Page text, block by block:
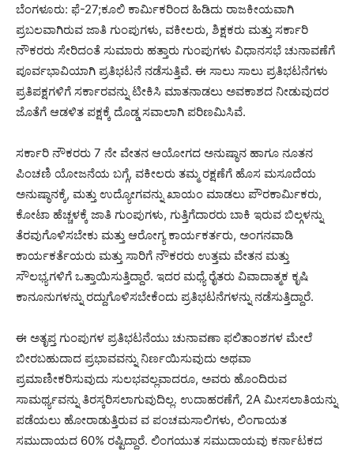
ಬೆಂಗಳೂರು: ಫೆ-27;ಕೂಲಿ ಕಾರ್ಮಿಕರಿಂದ ಹಿಡಿದು ರಾಜಕೀಯವಾಗಿ
ಪ್ರಬಲವಾಗಿರುವ ಜಾತಿ ಗುಂಪುಗಳು, ವಕೀಲರು, ಶಿಕ್ಷಕರು ಮತ್ತು ಸರ್ಕಾರಿ
ನೌಕರರು ಸೇರಿದಂತೆ ಸುಮಾರು ಹತ್ತಾರು ಗುಂಪುಗಳು ವಿಧಾನಸಭೆ ಚುನಾವಣೆಗೆ
ಪೂರ್ವಭಾವಿಯಾಗಿ ಪ್ರತಿಭಟನೆ ನಡೆಸುತ್ತಿವೆ. ಈ ಸಾಲು ಸಾಲು ಪ್ರತಿಭಟನೆಗಳು
ಪ್ರತಿಪಕ್ಷಗಳಿಗೆ ಸರ್ಕಾರವನ್ನು ಟೀಕಿಸಿ ಮಾತನಾಡಲು ಅವಕಾಶದ ನೀಡುವುದರ
ಜೊತೆಗೆ ಆಡಳಿತ ಪಕ್ಷಕ್ಕೆ ದೊಡ್ಡ ಸವಾಲಾಗಿ ಪರಿಣಮಿಸಿವೆ.
ಸರ್ಕಾರಿ ನೌಕರರು 7 ನೇ ವೇತನ ಆಯೋಗದ ಅನುಷ್ಠಾನ ಹಾಗೂ ನೂತನ
ಪಿಂಚಣಿ ಯೋಜನೆಯ ಬಗ್ಗೆ, ವಕೀಲರು ತಮ್ಮ ರಕ್ಷಣೆಗೆ ಹೊಸ ಮಸೂದೆಯ
ಅನುಷ್ಠಾನಕ್ಕೆ, ಮತ್ತು ಉದ್ಯೋಗವನ್ನು ಖಾಯಂ ಮಾಡಲು ಪೌರಕಾರ್ಮಿಕರು,
ಕೋಟಾ ಹೆಚ್ಚಳಕ್ಕೆ ಜಾತಿ ಗುಂಪುಗಳು, ಗುತ್ತಿಗೆದಾರರು ಬಾಕಿ ಇರುವ ಬಿಲ್ಗಳನ್ನು
ತೆರವುಗೊಳಿಸಬೇಕು ಮತ್ತು ಆರೋಗ್ಯ ಕಾರ್ಯಕರ್ತರು, ಅಂಗನವಾಡಿ
ಕಾರ್ಯಕರ್ತೆಯರು ಮತ್ತು ಸಾರಿಗೆ ನೌಕರರು ಉತ್ತಮ ವೇತನ ಮತ್ತು
ಸೌಲಭ್ಯಗಳಿಗೆ ಒತ್ತಾಯಿಸುತ್ತಿದ್ದಾರೆ. ಇದರ ಮಧ್ಯೆ ರೈತರು ವಿವಾದಾತ್ಮಕ ಕೃಷಿ
ಕಾನೂನುಗಳನ್ನು ರದ್ದುಗೊಳಿಸಬೇಕೆಂದು ಪ್ರತಿಭಟನೆಗಳನ್ನು ನಡೆಸುತ್ತಿದ್ದಾರೆ.
ಈ ಅತೃಪ್ತ ಗುಂಪುಗಳ ಪ್ರತಿಭಟನೆಯು ಚುನಾವಣಾ ಫಲಿತಾಂಶಗಳ ಮೇಲೆ
ಬೀರಬಹುದಾದ ಪ್ರಭಾವವನ್ನು ನಿರ್ಣಯಿಸುವುದು ಅಥವಾ
ಪ್ರಮಾಣೀಕರಿಸುವುದು ಸುಲಭವಲ್ಲವಾದರೂ, ಅವರು ಹೊಂದಿರುವ
ಸಾಮರ್ಥ್ಯವನ್ನು ತಿರಸ್ಕರಿಸಲಾಗುವುದಿಲ್ಲ. ಉದಾಹರಣೆಗೆ, 2A ಮೀಸಲಾತಿಯನ್ನು
ಪಡೆಯಲು ಹೋರಾಡುತ್ತಿರುವ ವ ಪಂಚಮಸಾಲಿಗಳು, ಲಿಂಗಾಯತ
ಸಮುದಾಯದ 60% ರಷ್ಟಿದ್ದಾರೆ. ಲಿಂಗಯುತ ಸಮುದಾಯವು ಕರ್ನಾಟಕದ